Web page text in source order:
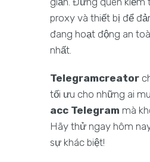
proxy và thiết bị để
đang hoạt động an
nhất.
Telegramcreator
tối ưu cho những ai
acc Telegram mà
Hãy thử ngay hôm
sự khác biệt!